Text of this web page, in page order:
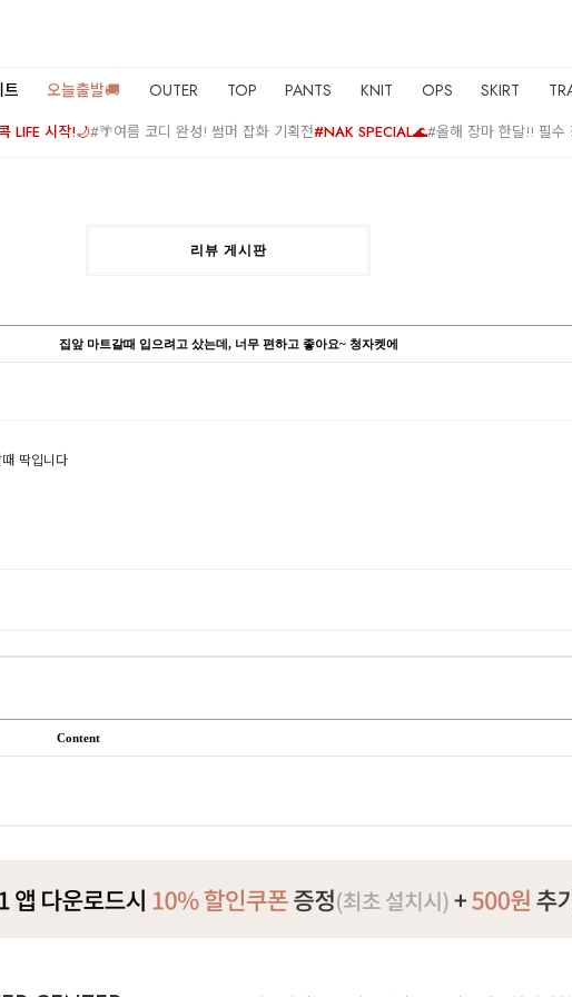
오늘출발🚚 OUTER TOP PANTS KNIT OPS SKIRT
LIFE 시작!🌙#🌴여름 코디 완성! 썸머 잡화 기획전#NAK SPECIAL🌊#올해 장마 한달!! 필수
리뷰 게시판
집앞 마트갈때 입으려고 샀는데, 너무 편하고 좋아요~ 청자켓에
딱입니다
Content